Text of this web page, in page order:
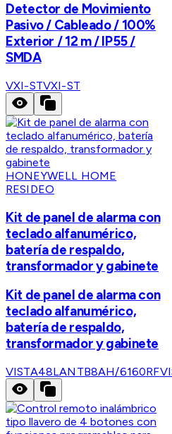
Detector de Movimiento
Pasivo / Cableado / 100%
Exterior / 12 m / IP55 /
SMDA
VXI-STVXI-ST
HONEYWELL HOME
RESIDEO
Kit de panel de alarma con
teclado alfanumérico,
batería de respaldo,
transformador y gabinete
Kit de panel de alarma con
teclado alfanumérico,
batería de respaldo,
transformador y gabinete
VISTA48LANTB8AH/6160RF